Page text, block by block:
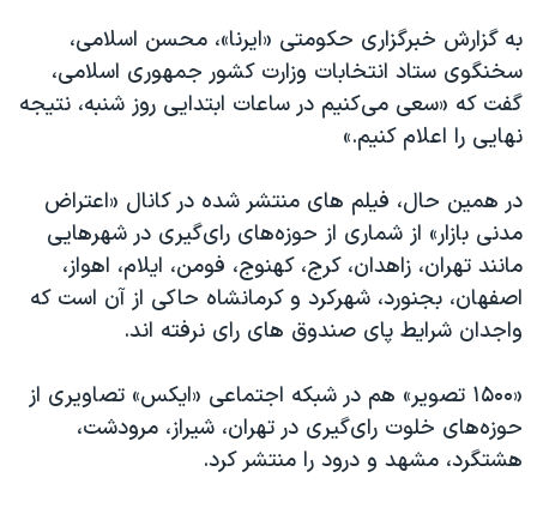
به گزارش خبرگزاری حکومتی «ایرنا»، محسن اسلامی،
سخنگوی ستاد انتخابات وزارت کشور جمهوری اسلامی،
گفت که «سعی می‌کنیم در ساعات ابتدایی روز شنبه، نتیجه
نهایی را اعلام کنیم.»
در همین حال، فیلم های منتشر شده در کانال «اعتراض
مدنی بازار» از شماری از حوزه‌های رای‌گیری در شهرهایی
مانند تهران، زاهدان، کرج، کهنوج، فومن، ایلام، اهواز،
اصفهان، بجنورد، شهرکرد و کرمانشاه حاکی از آن است که
واجدان شرایط پای صندوق های رای نرفته اند.
«۱۵۰۰ تصویر» هم در شبکه اجتماعی «ایکس» تصاویری از
حوزه‌های خلوت رای‌گیری در تهران، شیراز، مرودشت،
هشتگرد، مشهد و درود را منتشر کرد.